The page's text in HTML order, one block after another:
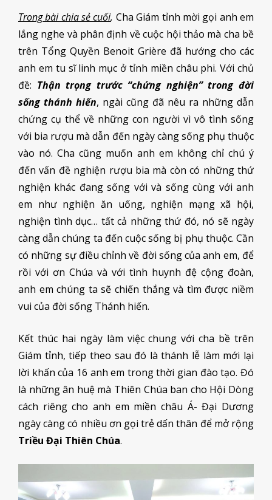
Trong bài chia sẻ cuối, Cha Giám tỉnh mời gọi anh em
lắng nghe và phân định về cuộc hội thảo mà cha bề
trên Tổng Quyền Benoit Grière đã hướng cho các
anh em tu sĩ linh mục ở tỉnh miền châu phi. Với chủ
đề: Thận trọng trước “chứng nghiện” trong đời
sống thánh hiến, ngài cũng đã nêu ra những dẫn
chứng cụ thể về những con người vì vô tình sống
với bia rượu mà dẫn đến ngày càng sống phụ thuộc
vào nó. Cha cũng muốn anh em không chỉ chú ý
đến vấn đề nghiện rượu bia mà còn có những thứ
nghiện khác đang sống với và sống cùng với anh
em như nghiện ăn uống, nghiện mạng xã hội,
nghiện tình dục… tất cả những thứ đó, nó sẽ ngày
càng dẫn chúng ta đến cuộc sống bị phụ thuộc. Cần
có những sự điều chỉnh về đời sống của anh em, để
rồi với ơn Chúa và với tình huynh đệ cộng đoàn,
anh em chúng ta sẽ chiến thắng và tìm được niềm
vui của đời sống Thánh hiến.
Kết thúc hai ngày làm việc chung với cha bề trên
Giám tỉnh, tiếp theo sau đó là thánh lễ làm mới lại
lời khấn của 16 anh em trong thời gian đào tạo. Đó
là những ân huệ mà Thiên Chúa ban cho Hội Dòng
cách riêng cho anh em miền châu Á- Đại Dương
ngày càng có nhiều ơn gọi trẻ dấn thân để mở rộng
Triều Đại Thiên Chúa.